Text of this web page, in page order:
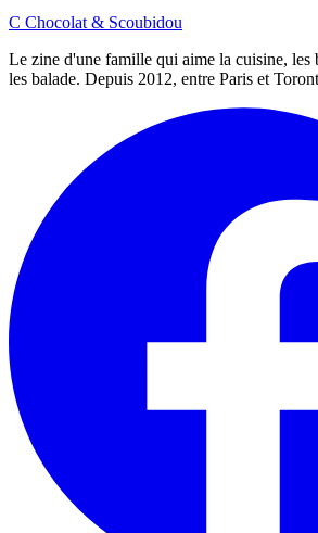
C Chocolat & Scoubidou
Le zine d'une famille qui aime la cuisine, les
les balade. Depuis 2012, entre Paris et